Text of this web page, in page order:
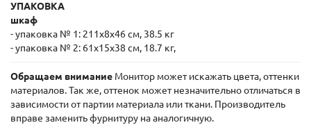
УПАКОВКА
шкаф
- упаковка № 1: 211x8x46 см, 38.5 кг
- упаковка № 2: 61x15x38 см, 18.7 кг,
Обращаем внимание Монитор может искажать цвета, оттенки
материалов. Так же, оттенок может незначительно отличаться в
зависимости от партии материала или ткани. Производитель
вправе заменить фурнитуру на аналогичную.